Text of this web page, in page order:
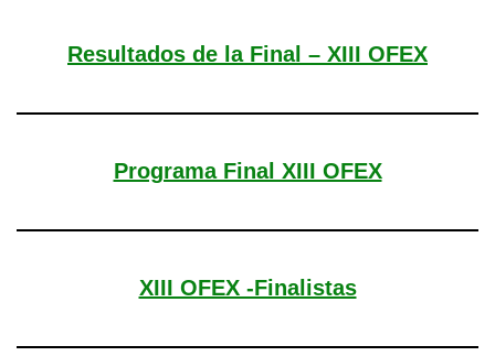
Resultados de la Final – XIII OFEX
Programa Final XIII OFEX
XIII OFEX -Finalistas